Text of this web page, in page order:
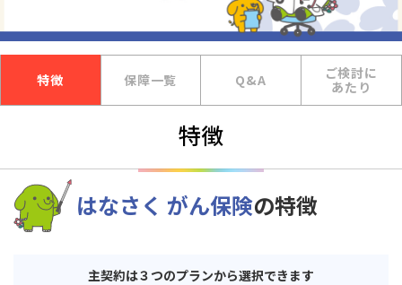
特徴 保障一覧 Q&A
ご検討に
あたり
特徴
はなさく がん保険の特徴
主契約は３つのプランから選択できます